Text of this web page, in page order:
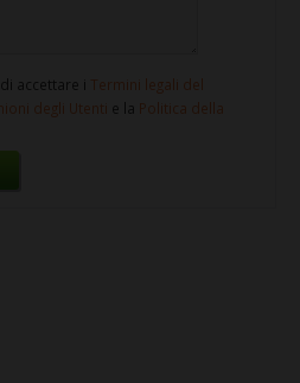
accettare i Termini legali del
degli Utenti e la Politica della